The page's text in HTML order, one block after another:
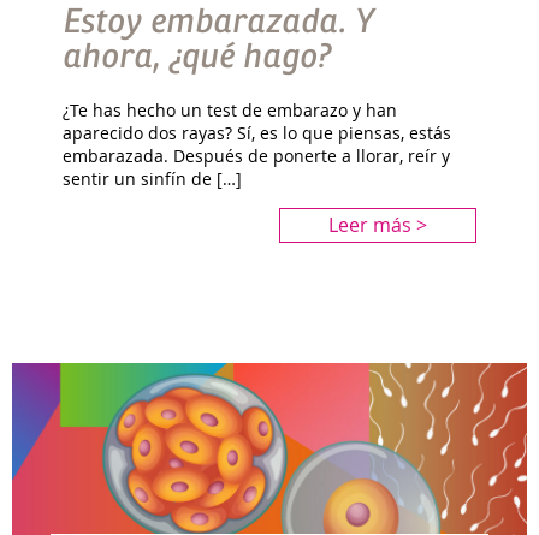
Estoy embarazada. Y
ahora, ¿qué hago?
¿Te has hecho un test de embarazo y han
aparecido dos rayas? Sí, es lo que piensas, estás
embarazada. Después de ponerte a llorar, reír y
sentir un sinfín de […]
Leer más >